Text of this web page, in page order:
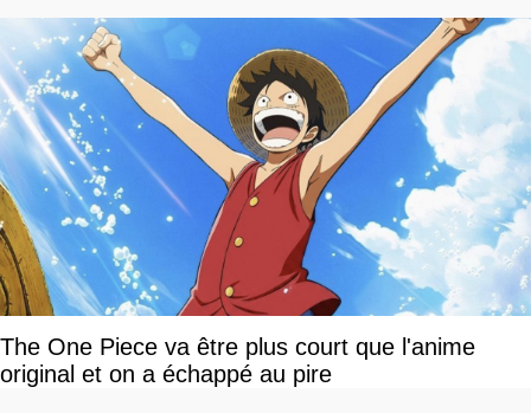
The One Piece va être plus court que l'anime
original et on a échappé au pire